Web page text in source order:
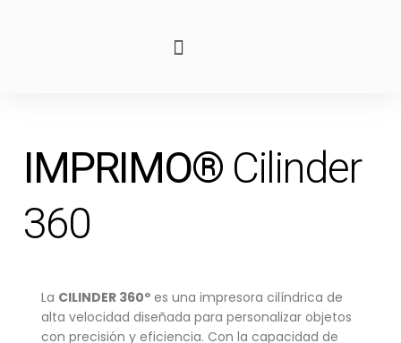
IMPRIMO® Cilinder
360
La CILINDER 360ºes una impresora cilíndrica de
alta velocidad diseñada para personalizar objetos
con precisión y eficiencia. Con la capacidad de